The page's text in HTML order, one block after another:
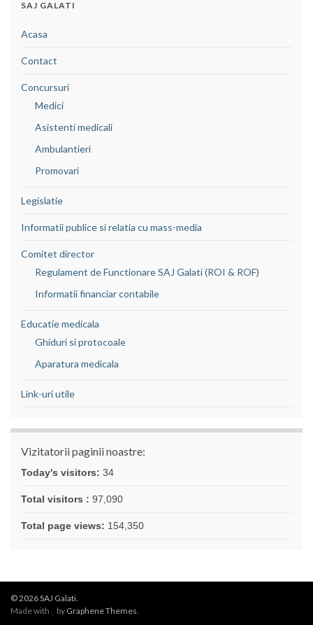
SAJ GALATI
Acasa
Contact
Concursuri
Medici
Asistenti medicali
Ambulantieri
Promovari
Legislatie
Informatii publice si relatia cu mass-media
Comitet director
Regulament de Functionare SAJ Galati (ROI & ROF)
Informatii financiar contabile
Educatie medicala
Ghiduri si protocoale
Aparatura medicala
Link-uri utile
Vizitatorii paginii noastre:
Today's visitors: 34
Total visitors : 97,090
Total page views: 154,350
© 2026 SAJ Galati.
Made with
by Graphene Themes